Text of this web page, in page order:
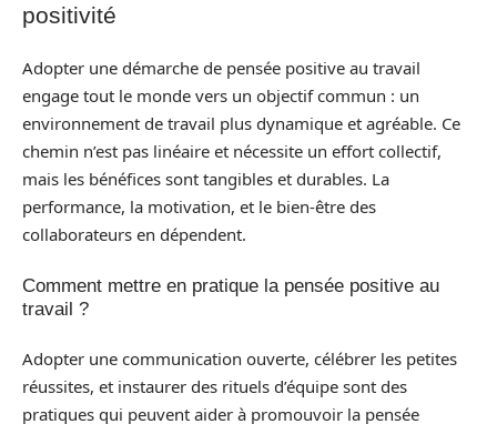
positivité
Adopter une démarche de pensée positive au travail
engage tout le monde vers un objectif commun : un
environnement de travail plus dynamique et agréable. Ce
chemin n’est pas linéaire et nécessite un effort collectif,
mais les bénéfices sont tangibles et durables. La
performance, la motivation, et le bien-être des
collaborateurs en dépendent.
Comment mettre en pratique la pensée positive au
travail ?
Adopter une communication ouverte, célébrer les petites
réussites, et instaurer des rituels d’équipe sont des
pratiques qui peuvent aider à promouvoir la pensée